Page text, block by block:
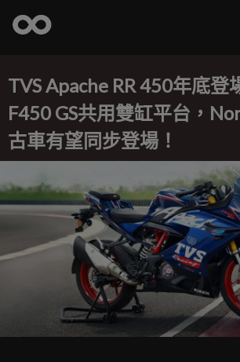
TVS Apache RR 450年底登
F450 GS共用雙缸平台，
古車有望同步登場！